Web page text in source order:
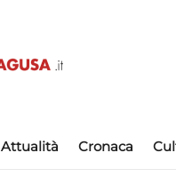
Attualità Cronaca